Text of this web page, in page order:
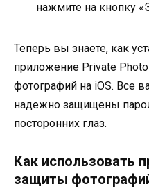
нажмите на кнопку
Теперь вы знаете, как
приложение Private
фотографий на iOS. Все
надежно защищены
посторонних глаз.
Как использовать
защиты